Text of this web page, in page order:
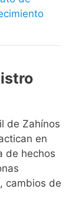
de Zahínos
en
de hechos
cambios de